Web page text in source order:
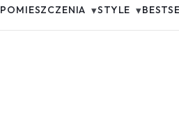
POMIESZCZENIA ▾STYLE ▾